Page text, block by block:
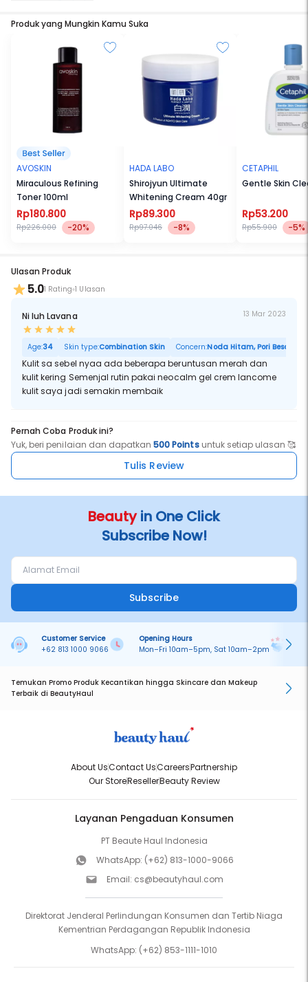
kulit
Produk yang Mungkin Kamu Suka
AVOSKIN
Miraculous Refining
Toner 100ml
Rp180.800
Rp226.000 -20%
HADA LABO
Shirojyun Ultimate
Whitening Cream 40gr
Rp89.300
Rp97.046 -8%
CETAPHIL
Gentle Skin
Rp53.200
Rp55.900 -5%
Ulasan Produk
5.01 Rating 1 Ulasan
Ni luh Lavana 13 Mar 2023
Age:34 Skin type:Combination Skin Concern:Noda Hitam, Pori Besar
Kulit sa sebel nyaa ada beberapa beruntusan merah dan
kulit kering Semenjal rutin pakai neocalm gel crem lancome
kulit saya jadi semakin membaik
Pernah Coba Produk ini?
Yuk, beri penilaian dan dapatkan500 Pointsuntuk setiap ulasan 🥰
Tulis Review
Beautyin One Click
Subscribe Now!
Subscribe
Customer Service
+62 813 1000 9066
Opening Hours
Mon–Fri 10am–5pm, Sat 10am–2pm
Temukan Promo Produk Kecantikan hingga Skincare dan Makeup
Terbaik di BeautyHaul
About UsContact UsCareersPartnership
Our StoreResellerBeauty Review
Layanan Pengaduan Konsumen
PT Beaute Haul Indonesia
WhatsApp: (+62) 813-1000-9066
Email: cs@beautyhaul.com
Direktorat Jenderal Perlindungan Konsumen dan Tertib Niaga
Kementrian Perdagangan Republik Indonesia
WhatsApp: (+62) 853-1111-1010